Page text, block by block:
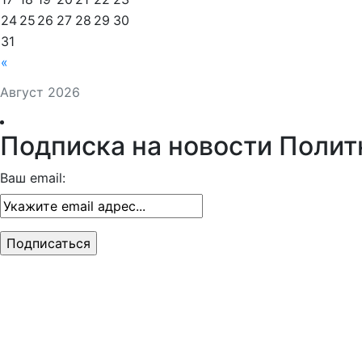
Август 2026
«
24 25 26 27 28 29 30
31
Подписка на новости
Ваш email: